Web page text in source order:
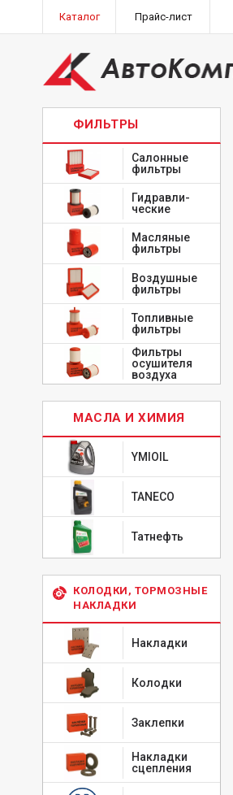
Каталог Прайс-лист
ФИЛЬТРЫ
Салонные
фильтры
Гидравли-
ческие
Масляные
фильтры
Воздушные
фильтры
Топливные
фильтры
Фильтры
осушителя
воздуха
МАСЛА И ХИМИЯ
YMIOIL
TANECO
Татнефть
КОЛОДКИ, ТОРМОЗНЫЕ
НАКЛАДКИ
Накладки
Колодки
Заклепки
Накладки
сцепления